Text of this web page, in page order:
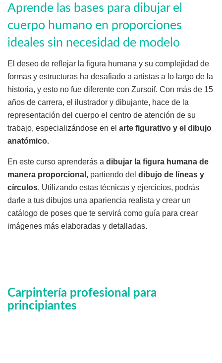
Aprende las bases para dibujar el
cuerpo humano en proporciones
ideales sin necesidad de modelo
El deseo de reflejar la figura humana y su complejidad de
formas y estructuras ha desafiado a artistas a lo largo de la
historia, y esto no fue diferente con Zursoif. Con más de 15
años de carrera, el ilustrador y dibujante, hace de la
representación del cuerpo el centro de atención de su
trabajo, especializándose en el arte figurativo y el dibujo
anatómico.
En este curso aprenderás a dibujar la figura humana de
manera proporcional, partiendo del dibujo de líneas y
círculos. Utilizando estas técnicas y ejercicios, podrás
darle a tus dibujos una apariencia realista y crear un
catálogo de poses que te servirá como guía para crear
imágenes más elaboradas y detalladas.
Carpintería profesional para
principiantes